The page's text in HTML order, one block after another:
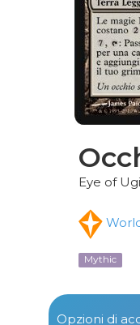
Eye of
Mythic
Opzioni di